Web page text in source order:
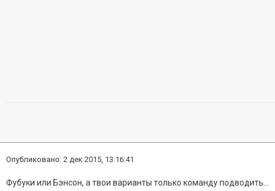
Опубликовано:2 дек 2015, 13:16:41
Фубуки или Бэнсон, а твои варианты только команду подводить...